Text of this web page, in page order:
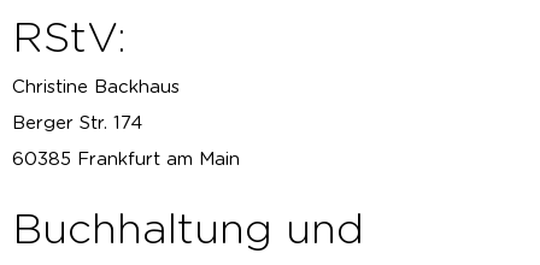
RStV:
Christine Backhaus
Berger Str. 174
60385 Frankfurt am Main
Buchhaltung und